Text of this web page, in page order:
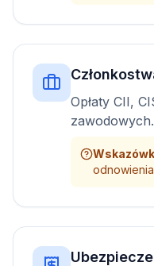
Opłaty CII,
zawodowych.